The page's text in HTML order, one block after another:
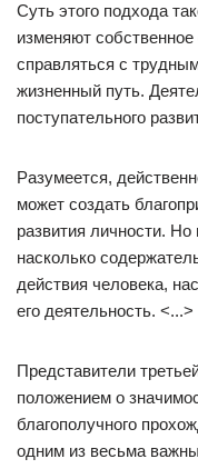
Суть этого подхода
изменяют
справляться с
жизненный путь.
поступательного
Разумеется,
может создать
развития личности.
насколько
действия человека,
его деятельность. <...>
Представители
положением о
благополучного
одним из весьма